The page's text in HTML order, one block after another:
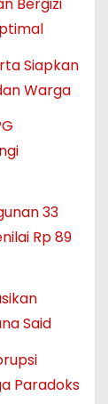
Siapkan
Warga
33
Rp 89
Said
Paradoks